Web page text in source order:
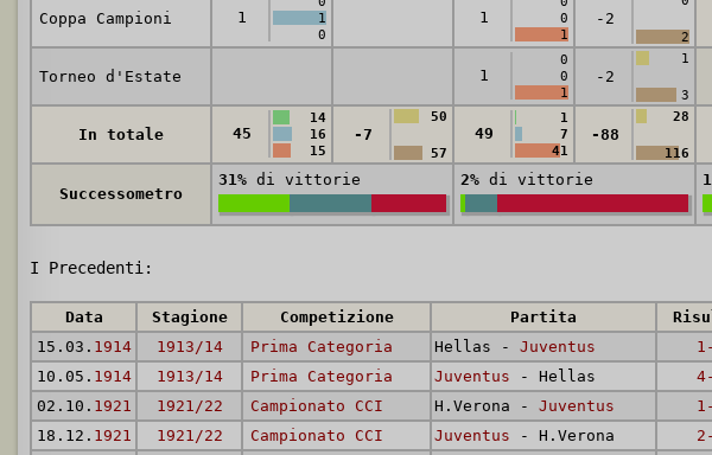
Coppa Campioni 1
1
0
1
0
1
-2
2
Torneo d'Estate 1
0
0
1
-2
1
3
In totale 45
14
16
15
-7
50
57
49
1
7
41
-88
28
116
Successometro
31% di vittorie 2% di vittorie
I Precedenti:
Data Stagione Competizione Partita
15.03. 1914 1913/14 Prima Categoria Hellas - Juventus
10.05. 1914 1913/14 Prima Categoria Juventus - Hellas
02.10. 1921 1921/22 Campionato CCI H.Verona - Juventus
18.12. 1921 1921/22 Campionato CCI Juventus - H.Verona